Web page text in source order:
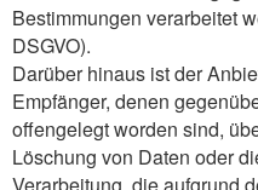
Bestimmungen verarbeitet
DSGVO).
Darüber hinaus ist der
Empfänger, denen
offengelegt worden sind,
Löschung von Daten oder